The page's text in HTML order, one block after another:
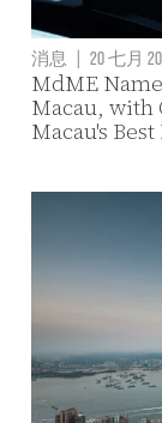
消息 | 20 七月
MdME
Macau, with
Macau's